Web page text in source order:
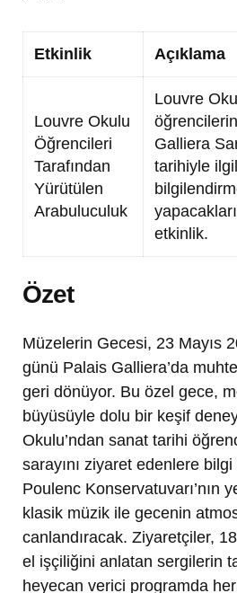
Etkinlik Açıklama
Louvre Okulu
Öğrencileri
Tarafından
Yürütülen
Arabuluculuk
Louvre
Galliera
tarihiyle
yapacakları
etkinlik.
Özet
Müzelerin Gecesi, 23 Mayıs
günü Palais Galliera’da
geri dönüyor. Bu özel gece,
büyüsüyle dolu bir keşif
Okulu’ndan sanat tarihi
sarayını ziyaret edenlere
Poulenc Konservatuvarı’nın
klasik müzik ile gecenin
canlandıracak. Ziyaretçiler,
el işçiliğini anlatan sergilerin
heyecan verici programda